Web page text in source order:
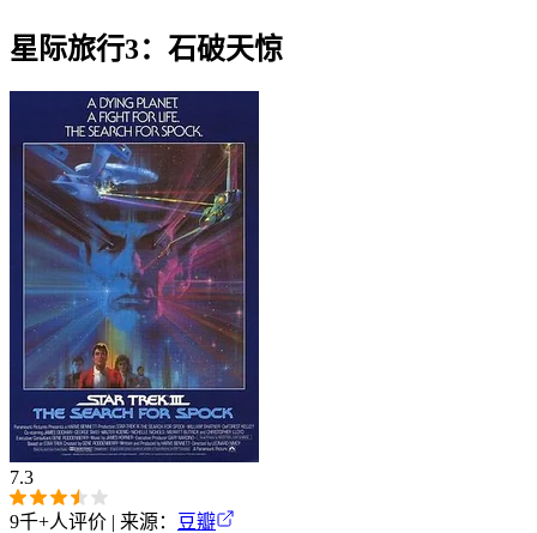
星际旅行3：石破天惊
7.3
9千+人评价 | 来源：
豆瓣